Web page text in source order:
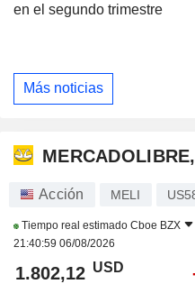
en el segundo trimestre
Más noticias
Acción MELI
Tiempo real estimado Cboe BZX
21:40:59 06/08/2026
1.802,12 USD